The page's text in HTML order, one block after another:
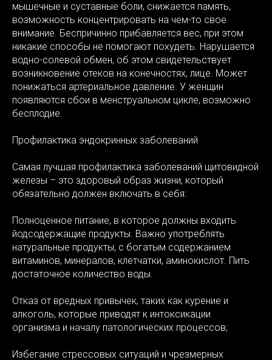
мышечные и суставные боли, снижается память,
возможность концентрировать на чем-то свое
внимание. Беспричинно прибавляется вес, при этом
никакие способы не помогают похудеть. Нарушается
водно-солевой обмен, об этом свидетельствует
возникновение отеков на конечностях, лице. Может
понижаться артериальное давление. У женщин
появляются сбои в менструальном цикле, возможно
бесплодие.
Профилактика эндокринных заболеваний
Самая лучшая профилактика заболеваний щитовидной
железы – это здоровый образ жизни, который
обязательно должен включать в себя:
Полноценное питание, в которое должны входить
йодсодержащие продукты. Важно употреблять
натуральные продукты, с богатым содержанием
витаминов, минералов, клетчатки, аминокислот. Пить
достаточное количество воды.
Отказ от вредных привычек, таких как курение и
алкоголь, которые приводят к интоксикации
организма и началу патологических процессов;
Избегание стрессовых ситуаций и чрезмерных